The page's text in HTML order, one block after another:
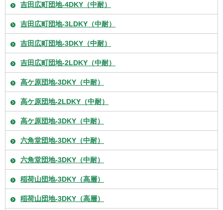
吉田広町団地-4DKY（中耐）
吉田広町団地-3LDKY（中耐）
吉田広町団地-3DKY（中耐）
吉田広町団地-2LDKY（中耐）
高ケ原団地-3DKY（中耐）
高ケ原団地-2LDKY（中耐）
高ケ原団地-3DKY（中耐）
六角堂団地-3DKY（中耐）
六角堂団地-3DKY（中耐）
稲荷山団地-3DKY（高層）
稲荷山団地-3DKY（高層）